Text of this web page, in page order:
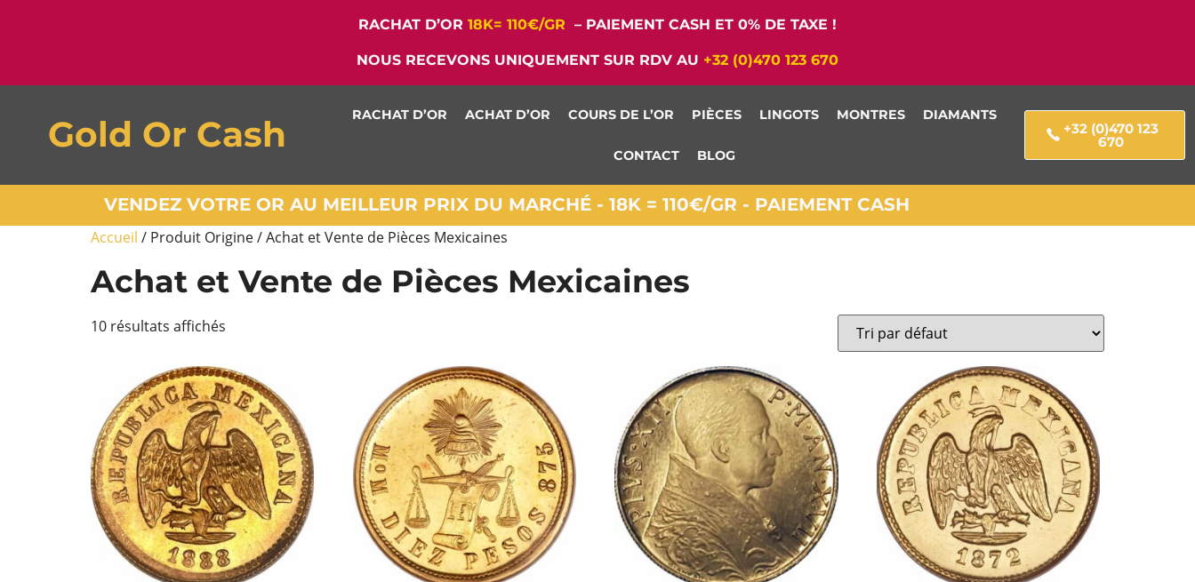
RACHAT D’OR 18K= 110€/GR – PAIEMENT CASH ET 0% DE TAXE !
NOUS RECEVONS UNIQUEMENT SUR RDV AU +32 (0)470 123 670
Gold Or Cash RACHAT D’OR ACHAT D’OR COURS DE L’OR PIÈCES LINGOTS MONTRES DIAMANTS
CONTACT BLOG
+32 (0)470 123
670
VENDEZ VOTRE OR AU MEILLEUR PRIX DU MARCHÉ - 18K = 110€/GR - PAIEMENT CASH
Accueil / Produit Origine / Achat et Vente de Pièces Mexicaines
Achat et Vente de Pièces Mexicaines
10 résultats affichés